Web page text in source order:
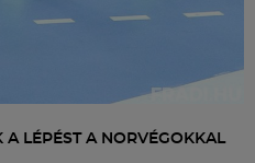
A LÉPÉST A NORVÉGOKKAL